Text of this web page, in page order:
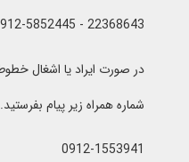
22368643 - 0912-5852445
شماره همراه زیر پیام بفرستید.
0912-1553941